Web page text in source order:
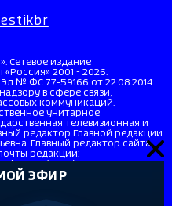
Сетевое издание
2001 - 2026.
№ ФС 77-59166 от 22.08.2014.
в сфере связи,
коммуникаций.
унитарное
телевизионная и
редактор Главной редакции
Главный редактор сайта
редакции:
+7 (8662) 40-36-33. Все
на сайте, защищены в
законодательством
Любое использование
ЭФИР